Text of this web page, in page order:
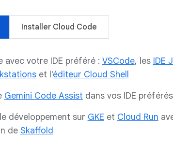
Installer Cloud Code
avec votre IDE préféré : VSCode, les IDE
et l'éditeur Cloud Shell
Gemini Code Assist dans vos IDE préférés
développement sur GKE et Cloud Run
de Skaffold